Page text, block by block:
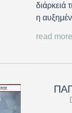
διάρκειά
η
read more